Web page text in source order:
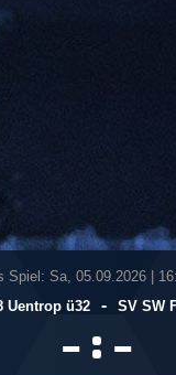
Spiel: Sa, 05.09.2026
Uentrop ü32
- SV SW
 : 